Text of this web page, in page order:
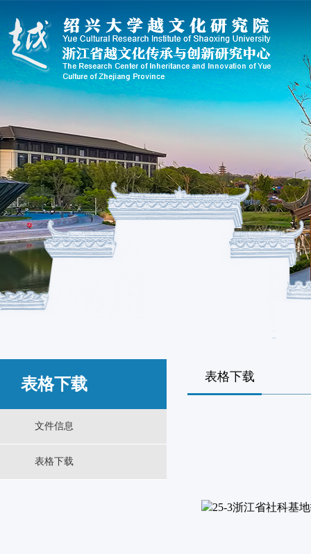
表格下载
文件信息
表格下载
表格下载
25-3浙江省社科基